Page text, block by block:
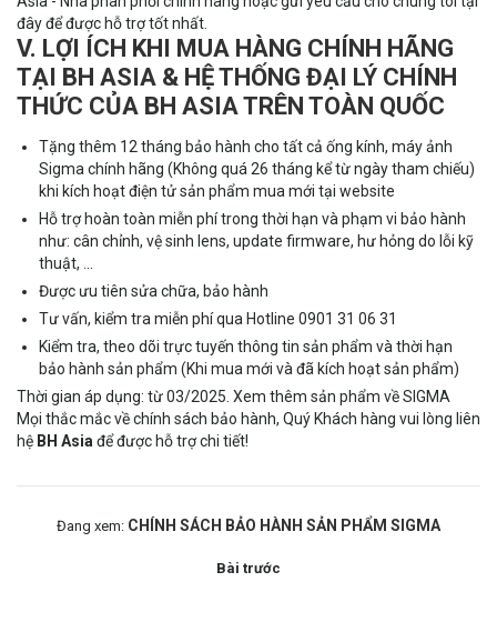
đâyđể được hỗ trợ tốt nhất.
V. LỢI ÍCH KHI MUA HÀNG CHÍNH HÃNG
TẠI BH ASIA & HỆ THỐNG ĐẠI LÝ CHÍNH
THỨC CỦA BH ASIA TRÊN TOÀN QUỐC
Tặng thêm 12 tháng bảo hành cho tất cả ống kính, máy ảnh
Sigma chính hãng (Không quá 26 tháng kể từ ngày tham chiếu)
khi kích hoạt điện tử sản phẩm mua mới tại website
Hỗ trợ hoàn toàn miễn phí trong thời hạn và phạm vi bảo hành
như: cân chỉnh, vệ sinh lens, update firmware, hư hỏng do lỗi kỹ
thuật, ...
Được ưu tiên sửa chữa, bảo hành
Tư vấn, kiểm tra miễn phí qua Hotline 0901 31 06 31
Kiểm tra, theo dõi trực tuyến thông tin sản phẩm và thời hạn
bảo hành sản phẩm (Khi mua mới và đã kích hoạt sản phẩm)
Thời gian áp dụng: từ 03/2025. Xem thêm sản phẩm vềSIGMA
Mọi thắc mắc về chính sách bảo hành, Quý Khách hàng vui lòng liên
hệ BH Asiađể được hỗ trợ chi tiết!
Đang xem: CHÍNH SÁCH BẢO HÀNH SẢN PHẨM SIGMA
Bài trước